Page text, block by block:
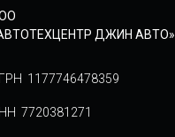
ДЖИН АВТО»
1177746478359
7720381271